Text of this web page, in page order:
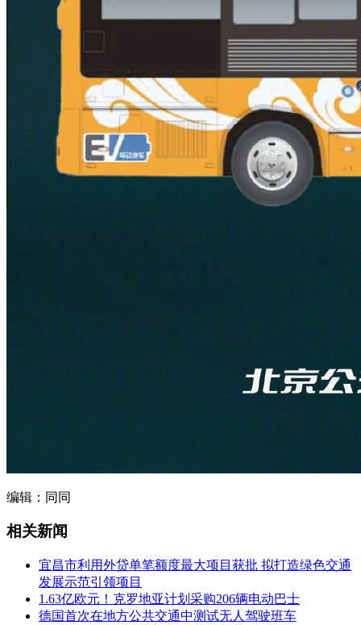
编辑：同同
相关新闻
宜昌市利用外贷单笔额度最大项目获批 拟打造绿色交通
发展示范引领项目
1.63亿欧元！克罗地亚计划采购206辆电动巴士
德国首次在地方公共交通中测试无人驾驶班车